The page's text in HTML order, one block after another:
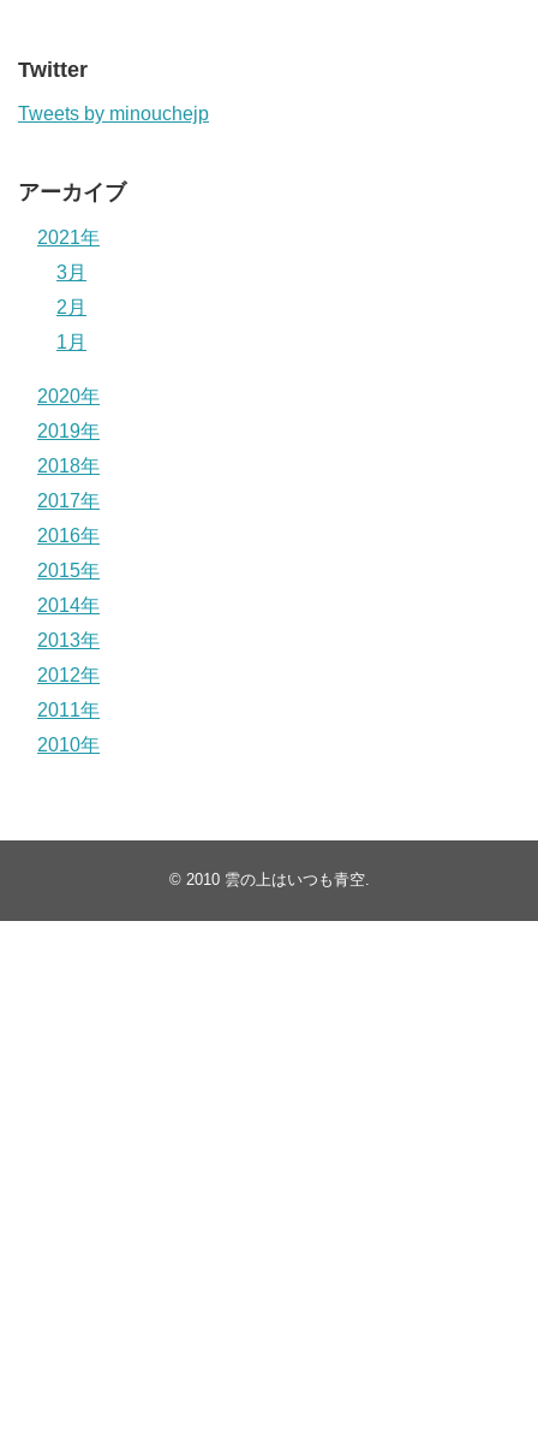
Twitter
Tweets by minouchejp
アーカイブ
2021年
3月
2月
1月
2020年
2019年
2018年
2017年
2016年
2015年
2014年
2013年
2012年
2011年
2010年
© 2010 雲の上はいつも青空.